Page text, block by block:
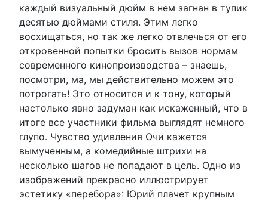
каждый визуальный дюйм в нем загнан в тупик
десятью дюймами стиля. Этим легко
восхищаться, но так же легко отвлечься от его
откровенной попытки бросить вызов нормам
современного кинопроизводства – знаешь,
посмотри, ма, мы действительно можем это
потрогать! Это относится и к тону, который
настолько явно задуман как искаженный, что в
итоге все участники фильма выглядят немного
глупо. Чувство удивления Очи кажется
вымученным, а комедийные штрихи на
несколько шагов не попадают в цель. Одно из
изображений прекрасно иллюстрирует
эстетику «перебора»: Юрий плачет крупным